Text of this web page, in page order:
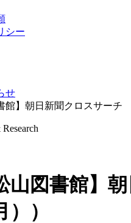
シー
せ
館】朝日新聞クロスサー
山図書館】
）